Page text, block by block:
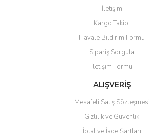
İletişim
Kargo Takibi
Havale Bildirim Formu
Sipariş Sorgula
İletişim Formu
ALIŞVERİŞ
Mesafeli Satış Sözleşmesi
Gizlilik ve Güvenlik